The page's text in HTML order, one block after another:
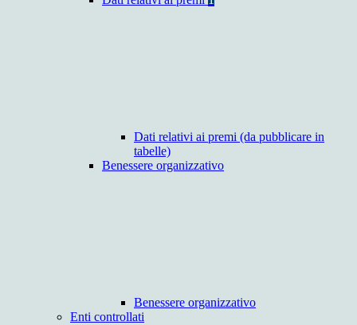
Dati relativi ai premi (da pubblicare in
tabelle)
Benessere organizzativo
Benessere organizzativo
Enti controllati